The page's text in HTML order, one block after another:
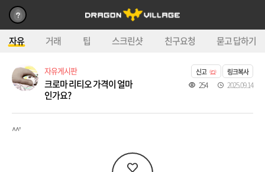
자유 거래 팁 스크린샷 친구요청 묻고 답하기
자유게시판
크로마 리티오 가격이 얼마
인가요?
신고 링크복사
254 2025.09.14
^^'